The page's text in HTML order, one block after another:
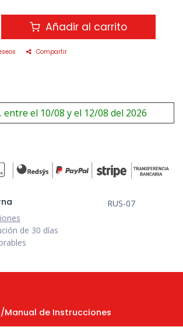
Añadir al carrito
Compartir
el 10/08 y el 12/08 del 2026
RUS-07
de 30 días
Manual de Instrucciones